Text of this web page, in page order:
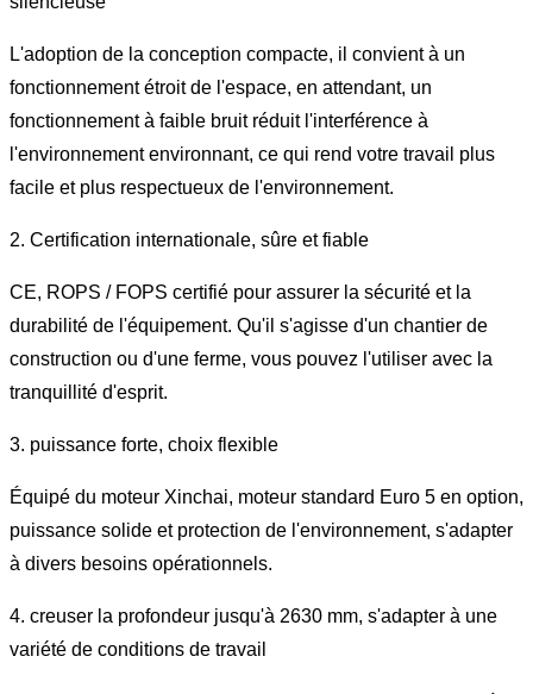
L'adoption de la conception compacte, il convient à un
fonctionnement étroit de l'espace, en attendant, un
fonctionnement à faible bruit réduit l'interférence à
l'environnement environnant, ce qui rend votre travail plus
facile et plus respectueux de l'environnement.
2. Certification internationale, sûre et fiable
CE, ROPS / FOPS certifié pour assurer la sécurité et la
durabilité de l'équipement. Qu'il s'agisse d'un chantier de
construction ou d'une ferme, vous pouvez l'utiliser avec la
tranquillité d'esprit.
3. puissance forte, choix flexible
Équipé du moteur Xinchai, moteur standard Euro 5 en option,
puissance solide et protection de l'environnement, s'adapter
à divers besoins opérationnels.
4. creuser la profondeur jusqu'à 2630 mm, s'adapter à une
variété de conditions de travail